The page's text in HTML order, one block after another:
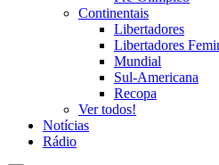
Continentais
Libertadores
Libertadores
Mundial
Sul-Americana
Recopa
Ver todos!
Notícias
Rádio